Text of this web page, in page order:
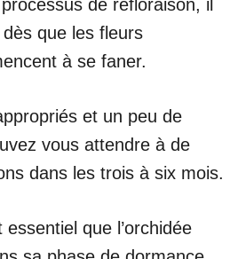
de refloraison, il
que les fleurs
à se faner.
et un peu de
vous attendre à de
dans les trois à six mois.
que l’orchidée